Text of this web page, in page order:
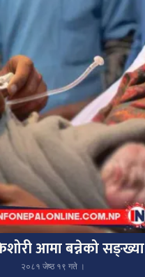
आमा बन्नेको सङ्ख्या
२०८१ जेष्ठ १९ गते ।